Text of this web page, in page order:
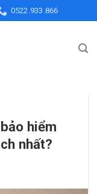
0522.933.866
hiểm
nhất?